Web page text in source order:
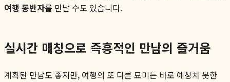
여행 동반자를 만날 수도 있습니다.
실시간 매칭으로 즉흥적인 만남의 즐거움
계획된 만남도 좋지만, 여행의 또 다른 묘미는 바로 예상치 못한